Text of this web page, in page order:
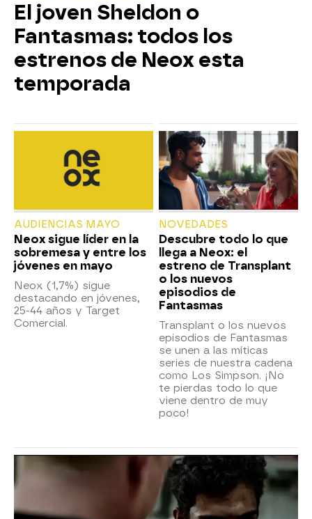
El joven Sheldon o
Fantasmas: todos los
estrenos de Neox esta
temporada
AUDIENCIAS MAYO
Neox sigue líder en la
sobremesa y entre los
jóvenes en mayo
Neox (1,7%) sigue
destacando en jóvenes,
25-44 años y Target
Comercial.
NOVEDADES
Descubre todo lo que
llega a Neox: el
estreno de Transplant
o los nuevos
episodios de
Fantasmas
Transplant o los nuevos
episodios de Fantasmas
se unen a las míticas
series de nuestra cadena
como Los Simpson. ¡No
te pierdas todo lo que
viene dentro de muy
poco!